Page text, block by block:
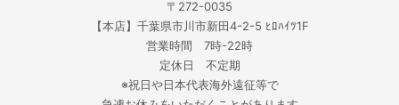
〒272-0035
【本店】千葉県市川市新田4-2-5 ﾋﾛﾊｲﾂ1F
営業時間 7時-22時
定休日 不定期
※祝日や日本代表海外遠征等で